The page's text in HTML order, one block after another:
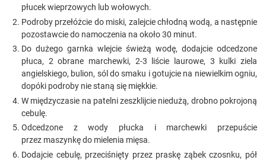
płucek wieprzowych lub wołowych.
Podroby przełóżcie do miski, zalejcie chłodną wodą, a następnie
pozostawcie do namoczenia na około 30 minut.
Do dużego garnka wlejcie świeżą wodę, dodajcie odcedzone
płuca, 2 obrane marchewki, 2-3 liście laurowe, 3 kulki ziela
angielskiego, bulion, sól do smaku i gotujcie na niewielkim ogniu,
dopóki podroby nie staną się miękkie.
W międzyczasie na patelni zeszklijcie niedużą, drobno pokrojoną
cebulę.
Odcedzone z wody płucka i marchewki przepuście
przez maszynkę do mielenia mięsa.
Dodajcie cebulę, przeciśnięty przez praskę ząbek czosnku, pół